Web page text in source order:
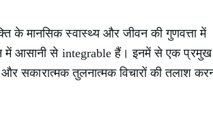
के मानसिक स्वास्थ्य और जीवन की गुणवत्ता में
में आसानी से integrable हैं। इनमें से एक प्रमुख
सकारात्मक तुलनात्मक विचारों की तलाश